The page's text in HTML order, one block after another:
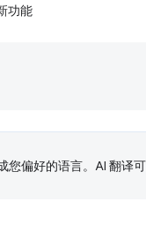
功能
偏好的语言。AI 翻译可